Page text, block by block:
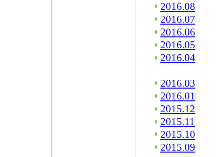
2016.08
2016.07
2016.06
2016.05
2016.04
2016.03
2016.01
2015.12
2015.11
2015.10
2015.09